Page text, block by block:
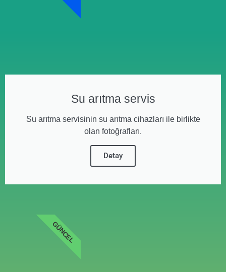
Su arıtma servis
Su arıtma servisinin su arıtma cihazları ile birlikte
olan fotoğrafları.
Detay
GÜNCEL